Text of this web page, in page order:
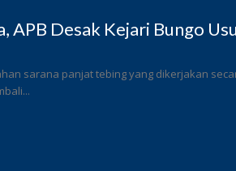
APB Desak Kejari Bungo
sarana panjat tebing yang dikerjakan